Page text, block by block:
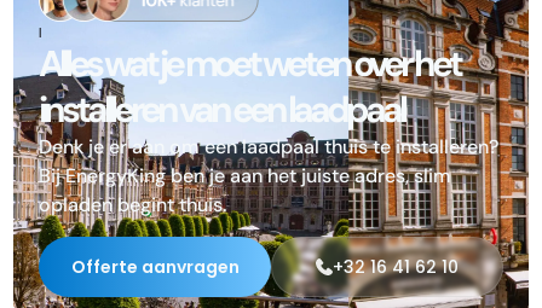
Alles wat je moet weten over het
installeren van een laadpaal
Denk je er aan om een laadpaal thuis te installeren?
Bij EnergyKing ben je aan het juiste adres, slim
opladen begint thuis.
Offerte aanvragen +32 16 41 62 10